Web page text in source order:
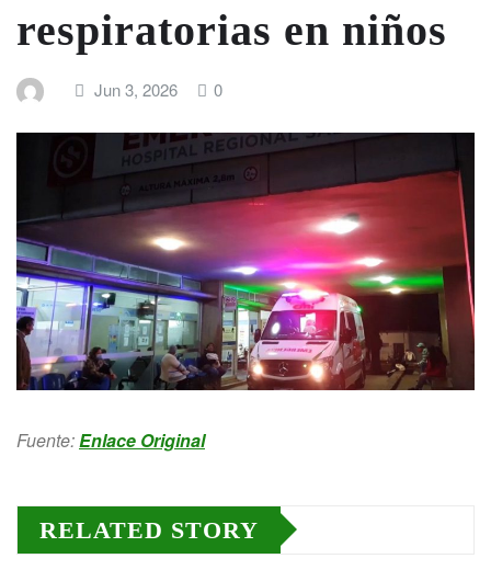
respiratorias en niños
Jun 3, 2026 0
Fuente:Enlace Original
RELATED STORY